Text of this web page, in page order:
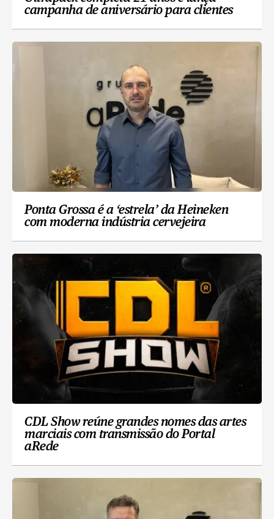
campanha de aniversário para clientes
Ponta Grossa é a ‘estrela’ da Heineken
com moderna indústria cervejeira
CDL Show reúne grandes nomes das artes
marciais com transmissão do Portal
aRede